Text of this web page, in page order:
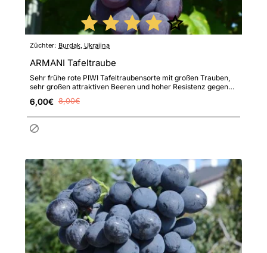
Züchter: Burdak, Ukrajina
ARMANI Tafeltraube
Sehr frühe rote PIWI Tafeltraubensorte mit großen Trauben,
sehr großen attraktiven Beeren und hoher Resistenz gegen
6,00€ 8,00€